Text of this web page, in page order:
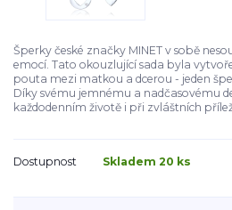
Šperky české značky MINET v sobě
emocí. Tato okouzlující sada byla
pouta mezi matkou a dcerou - jeden
Díky svému jemnému a nadčasovému
každodenním životě i při zvláštních
Dostupnost Skladem 20 ks